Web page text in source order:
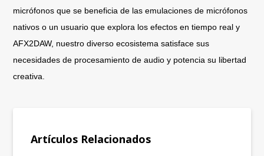
micrófonos que se beneficia de las emulaciones de micrófonos
nativos o un usuario que explora los efectos en tiempo real y
AFX2DAW, nuestro diverso ecosistema satisface sus
necesidades de procesamiento de audio y potencia su libertad
creativa.
Artículos Relacionados